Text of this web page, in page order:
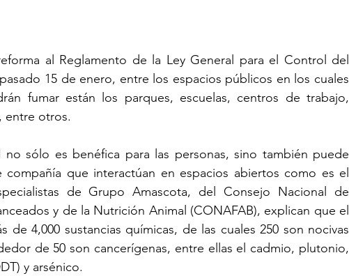
al Reglamento de la Ley General para el Control del
15 de enero, entre los espacios públicos en los cuales
fumar están los parques, escuelas, centros de trabajo,
entre otros.
no sólo es benéfica para las personas, sino también puede
compañía que interactúan en espacios abiertos como es el
de Grupo Amascota, del Consejo Nacional de
y de la Nutrición Animal (CONAFAB), explican que el
de 4,000 sustancias químicas, de las cuales 250 son nocivas
de 50 son cancerígenas, entre ellas el cadmio, plutonio,
y arsénico.